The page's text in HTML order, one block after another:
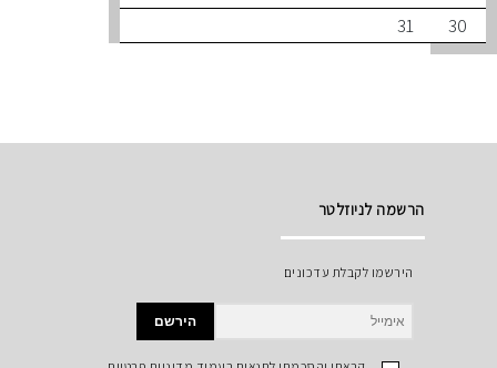
31
הרשמה לניוזלטר
הירשמו לקבלת עדכונים